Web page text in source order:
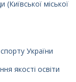
(Київської міської
України
якості освіти